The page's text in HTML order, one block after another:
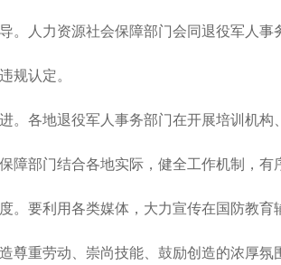
人力资源社会保障部门会同退役军人事
规认定。
各地退役军人事务部门在开展培训机构
障部门结合各地实际，健全工作机制，有
要利用各类媒体，大力宣传在国防教育
尊重劳动、崇尚技能、鼓励创造的浓厚氛